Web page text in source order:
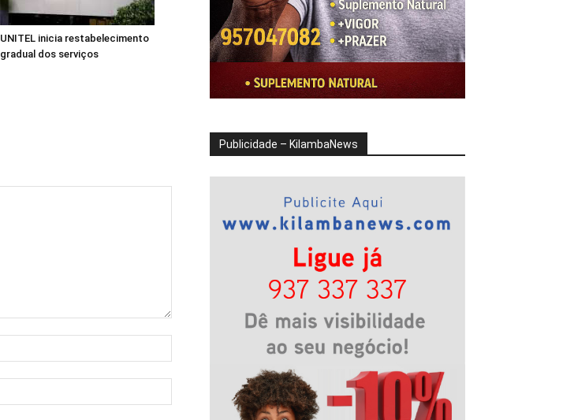
UNITEL inicia restabelecimento
gradual dos serviços
Publicidade – KilambaNews